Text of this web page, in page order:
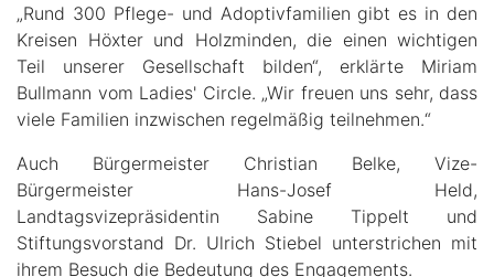
„Rund 300 Pflege- und Adoptivfamilien gibt es in den
Kreisen Höxter und Holzminden, die einen wichtigen
Teil unserer Gesellschaft bilden“, erklärte Miriam
Bullmann vom Ladies' Circle. „Wir freuen uns sehr, dass
viele Familien inzwischen regelmäßig teilnehmen.“
Auch Bürgermeister Christian Belke, Vize-
Bürgermeister Hans-Josef Held,
Landtagsvizepräsidentin Sabine Tippelt und
Stiftungsvorstand Dr. Ulrich Stiebel unterstrichen mit
ihrem Besuch die Bedeutung des Engagements.